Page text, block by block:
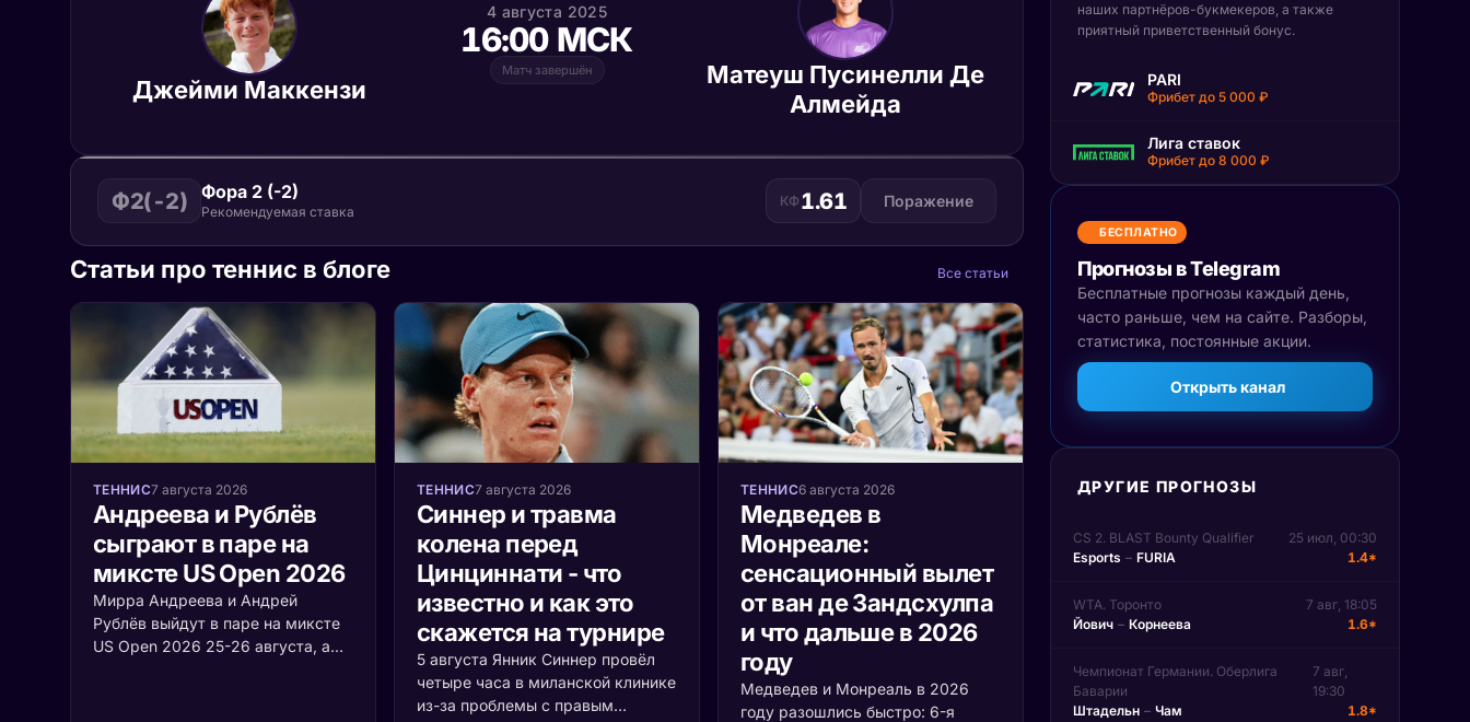
Джейми Маккензи
4 августа 2025
16:00 МСК
Матч завершён
Матеуш Пусинелли Де
Алмейда
Ф2(-2) Фора 2 (-2)
Рекомендуемая ставка
КФ 1.61 Поражение
Статьи про теннис в блоге Все статьи
ТЕННИС7 августа 2026
Андреева и Рублёв
сыграют в паре на
миксте US Open 2026
Мирра Андреева и Андрей
Рублёв выйдут в паре на миксте
US Open 2026 25-26 августа, а
ТЕННИС7 августа 2026
Синнер и травма
колена перед
Цинциннати - что
известно и как это
скажется на турнире
5 августа Янник Синнер провёл
четыре часа в миланской клинике
из-за проблемы с правым
ТЕННИС6 августа 2026
Медведев в
Монреале:
сенсационный вылет
от ван де Зандсхулпа
и что дальше в 2026
году
Медведев и Монреаль в 2026
году разошлись быстро: 6-я
наших партнёров-букмекеров, а также
приятный приветственный бонус.
PARI
Фрибет до 5 000 ₽
Лига ставок
Фрибет до 8 000 ₽
БЕСПЛАТНО
Прогнозы в Telegram
Бесплатные прогнозы каждый день,
часто раньше, чем на сайте. Разборы,
статистика, постоянные акции.
Открыть канал
ДРУГИЕ ПРОГНОЗЫ
CS 2. BLAST Bounty Qualifier
25 июл, 00:30
Esports – FURIA 1.4*
WTA. Торонто
7 авг, 18:05
Йович – Корнеева 1.6*
Чемпионат Германии. Оберлига
Баварии
7 авг,
19:30
Штадельн – Чам 1.8*